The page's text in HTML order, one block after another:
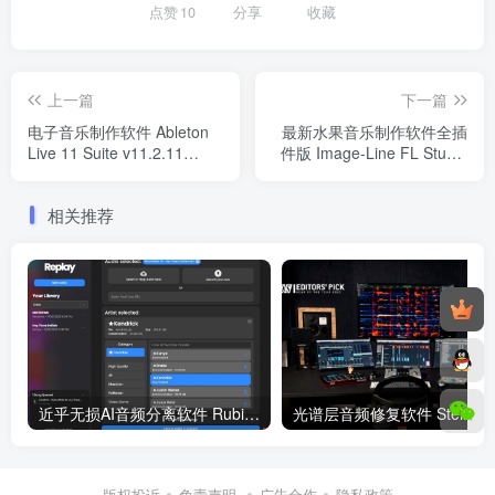
点赞10 分享 收藏
上一篇
电子音乐制作软件 Ableton
Live 11 Suite v11.2.11
下一篇
最新水果音乐制作软件全插
件版 Image-Line FL Studio
相关推荐
近乎无损AI音频分离软件 Rubin AI Replay v1.10.0 WIN/MAC